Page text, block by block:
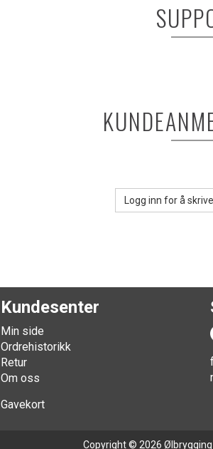
Logg inn for å
Kundesenter
Min side
Ordrehistorikk
Retur
Om oss
Gavekort
Copyright © 2026